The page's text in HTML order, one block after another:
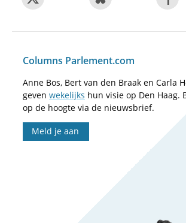
Columns Parlement.com
Anne Bos, Bert van den Braak en Carla
geven wekelijks hun visie op Den Haag.
op de hoogte via de nieuwsbrief.
Meld je aan